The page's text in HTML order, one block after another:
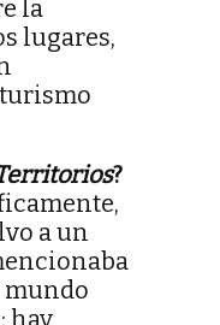
la
lugares,
?
a un
mundo
hay